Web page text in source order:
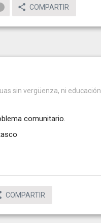
COMPARTIR
sin vergüenza, ni educación
comunitario.
COMPARTIR